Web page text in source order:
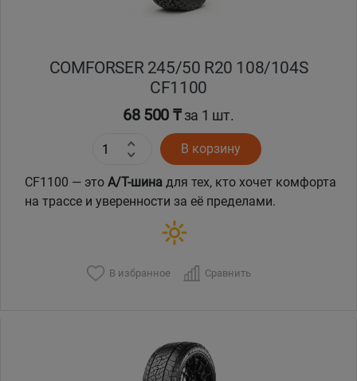
COMFORSER 245/50 R20 108/104S
CF1100
68 500 ₸за 1 шт.
В корзину
CF1100 — это A/T-шина для тех, кто хочет комфорта
на трассе и уверенности за её пределами.
В избранное Сравнить